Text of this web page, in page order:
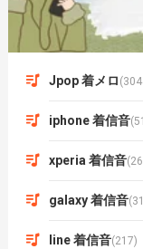
Jpop 着メロ
iphone 着信音
xperia 着信音
galaxy 着信音
line 着信音(217)